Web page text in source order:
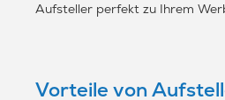
Aufsteller perfekt zu Ihrem
Vorteile von